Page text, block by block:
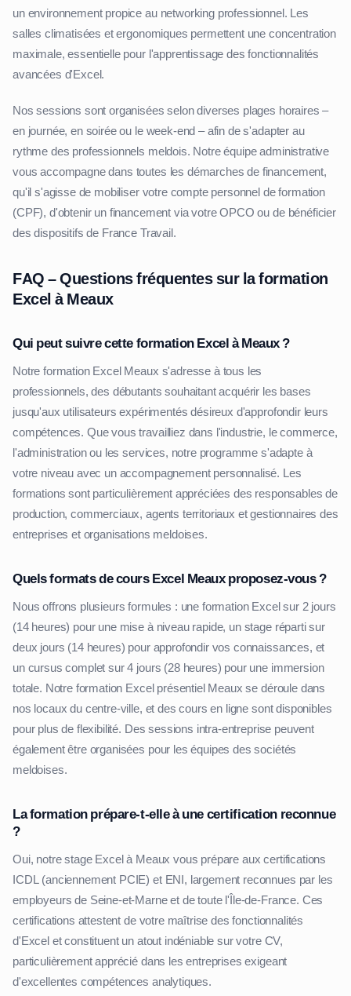
un environnement propice au networking professionnel. Les
salles climatisées et ergonomiques permettent une concentration
maximale, essentielle pour l'apprentissage des fonctionnalités
avancées d'Excel.
Nos sessions sont organisées selon diverses plages horaires –
en journée, en soirée ou le week-end – afin de s'adapter au
rythme des professionnels meldois. Notre équipe administrative
vous accompagne dans toutes les démarches de financement,
qu'il s'agisse de mobiliser votre compte personnel de formation
(CPF), d'obtenir un financement via votre OPCO ou de bénéficier
des dispositifs de France Travail.
FAQ – Questions fréquentes sur la formation
Excel à Meaux
Qui peut suivre cette formation Excel à Meaux ?
Notre formation Excel Meaux s'adresse à tous les
professionnels, des débutants souhaitant acquérir les bases
jusqu'aux utilisateurs expérimentés désireux d'approfondir leurs
compétences. Que vous travailliez dans l'industrie, le commerce,
l'administration ou les services, notre programme s'adapte à
votre niveau avec un accompagnement personnalisé. Les
formations sont particulièrement appréciées des responsables de
production, commerciaux, agents territoriaux et gestionnaires des
entreprises et organisations meldoises.
Quels formats de cours Excel Meaux proposez-vous ?
Nous offrons plusieurs formules : une formation Excel sur 2 jours
(14 heures) pour une mise à niveau rapide, un stage réparti sur
deux jours (14 heures) pour approfondir vos connaissances, et
un cursus complet sur 4 jours (28 heures) pour une immersion
totale. Notre formation Excel présentiel Meaux se déroule dans
nos locaux du centre-ville, et des cours en ligne sont disponibles
pour plus de flexibilité. Des sessions intra-entreprise peuvent
également être organisées pour les équipes des sociétés
meldoises.
La formation prépare-t-elle à une certification reconnue
?
Oui, notre stage Excel à Meaux vous prépare aux certifications
ICDL (anciennement PCIE) et ENI, largement reconnues par les
employeurs de Seine-et-Marne et de toute l'Île-de-France. Ces
certifications attestent de votre maîtrise des fonctionnalités
d'Excel et constituent un atout indéniable sur votre CV,
particulièrement apprécié dans les entreprises exigeant
d'excellentes compétences analytiques.